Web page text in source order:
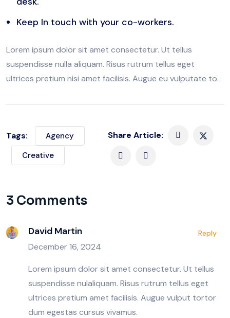
Keep In touch with your co-workers.
Lorem ipsum dolor sit amet consectetur. Ut tellus
suspendisse nulla aliquam. Risus rutrum tellus eget
ultrices pretium nisi amet facilisis. Augue eu vulputate to.
Tags:
Agency
Creative
Share Article:
3 Comments
David Martin
December 16, 2024
Lorem ipsum dolor sit amet consectetur. Ut tellus
suspendisse nulaliquam. Risus rutrum tellus eget
ultrices pretium amet facilisis. Augue vulput tortor
dum egestas cursus vivamus.
Reply